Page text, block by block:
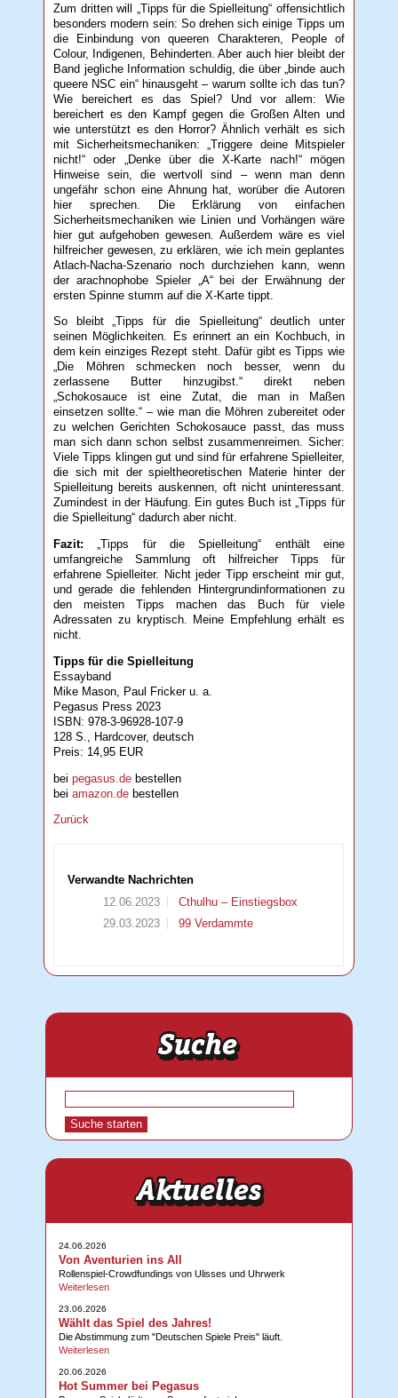
Zum dritten will „Tipps für die Spielleitung“ offensichtlich
besonders modern sein: So drehen sich einige Tipps um
die Einbindung von queeren Charakteren, People of
Colour, Indigenen, Behinderten. Aber auch hier bleibt der
Band jegliche Information schuldig, die über „binde auch
queere NSC ein“ hinausgeht – warum sollte ich das tun?
Wie bereichert es das Spiel? Und vor allem: Wie
bereichert es den Kampf gegen die Großen Alten und
wie unterstützt es den Horror? Ähnlich verhält es sich
mit Sicherheitsmechaniken: „Triggere deine Mitspieler
nicht!“ oder „Denke über die X-Karte nach!“ mögen
Hinweise sein, die wertvoll sind – wenn man denn
ungefähr schon eine Ahnung hat, worüber die Autoren
hier sprechen. Die Erklärung von einfachen
Sicherheitsmechaniken wie Linien und Vorhängen wäre
hier gut aufgehoben gewesen. Außerdem wäre es viel
hilfreicher gewesen, zu erklären, wie ich mein geplantes
Atlach-Nacha-Szenario noch durchziehen kann, wenn
der arachnophobe Spieler „A“ bei der Erwähnung der
ersten Spinne stumm auf die X-Karte tippt.
So bleibt „Tipps für die Spielleitung“ deutlich unter
seinen Möglichkeiten. Es erinnert an ein Kochbuch, in
dem kein einziges Rezept steht. Dafür gibt es Tipps wie
„Die Möhren schmecken noch besser, wenn du
zerlassene Butter hinzugibst.“ direkt neben
„Schokosauce ist eine Zutat, die man in Maßen
einsetzen sollte.“ – wie man die Möhren zubereitet oder
zu welchen Gerichten Schokosauce passt, das muss
man sich dann schon selbst zusammenreimen. Sicher:
Viele Tipps klingen gut und sind für erfahrene Spielleiter,
die sich mit der spieltheoretischen Materie hinter der
Spielleitung bereits auskennen, oft nicht uninteressant.
Zumindest in der Häufung. Ein gutes Buch ist „Tipps für
die Spielleitung“ dadurch aber nicht.
Fazit: „Tipps für die Spielleitung“ enthält eine
umfangreiche Sammlung oft hilfreicher Tipps für
erfahrene Spielleiter. Nicht jeder Tipp erscheint mir gut,
und gerade die fehlenden Hintergrundinformationen zu
den meisten Tipps machen das Buch für viele
Adressaten zu kryptisch. Meine Empfehlung erhält es
nicht.
Tipps für die Spielleitung
Essayband
Mike Mason, Paul Fricker u. a.
Pegasus Press 2023
ISBN: 978-3-96928-107-9
128 S., Hardcover, deutsch
Preis: 14,95 EUR
beipegasus.de bestellen
beiamazon.de bestellen
Zurück
Verwandte Nachrichten
12.06.2023
Cthulhu – Einstiegsbox
29.03.2023
99 Verdammte
24.06.2026
Von Aventurien ins All
Rollenspiel-Crowdfundings von Ulisses und Uhrwerk
Weiterlesen
23.06.2026
Wählt das Spiel des Jahres!
Die Abstimmung zum "Deutschen Spiele Preis" läuft.
Weiterlesen
20.06.2026
Hot Summer bei Pegasus